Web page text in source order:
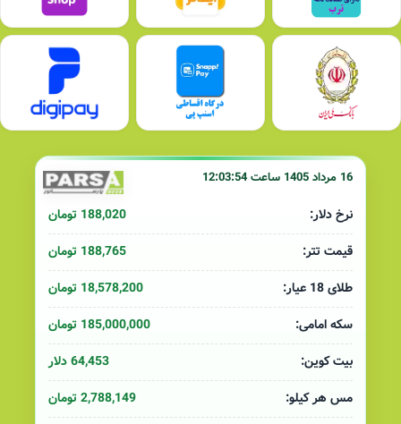
16 مرداد 1405 ساعت 12:03:54
نرخ دلار:
188,020 تومان
قیمت تتر:
188,765 تومان
طلای 18 عیار:
18,578,200 تومان
سکه امامی:
185,000,000 تومان
بیت کوین:
64,453 دلار
مس هر کیلو:
2,788,149 تومان